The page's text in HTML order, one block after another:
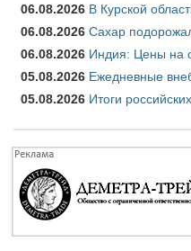
06.08.2026 В Курской
06.08.2026 Сахар
06.08.2026 Индия: Цены на
05.08.2026 Ежедневные
05.08.2026 Итоги